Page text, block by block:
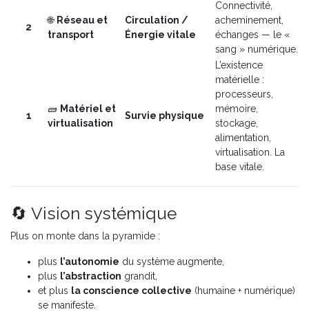
2
🌐 Réseau et
transport
Circulation /
Énergie vitale
Connectivité,
acheminement,
échanges — le «
sang » numérique.
1
🧱 Matériel et
virtualisation
Survie physique
L’existence
matérielle :
processeurs,
mémoire,
stockage,
alimentation,
virtualisation. La
base vitale.
🔄 Vision systémique
Plus on monte dans la pyramide :
plus l’autonomie du système augmente,
plus l’abstraction grandit,
et plus la conscience collective (humaine + numérique)
se manifeste.